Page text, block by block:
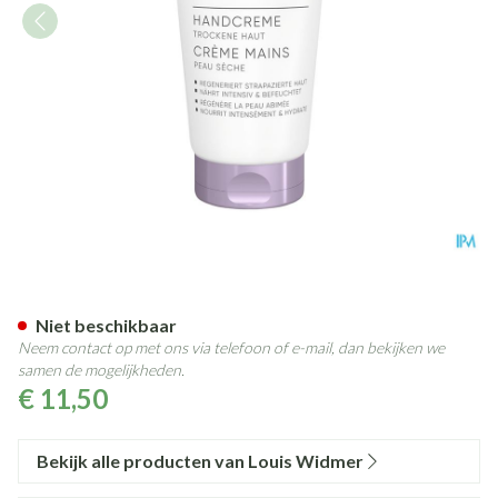
€ 11,50
Niet beschikbaar
Neem contact op met ons via telefoon of e-mail, dan bekijken we
samen de mogelijkheden.
Bekijk alle producten van Louis Widmer